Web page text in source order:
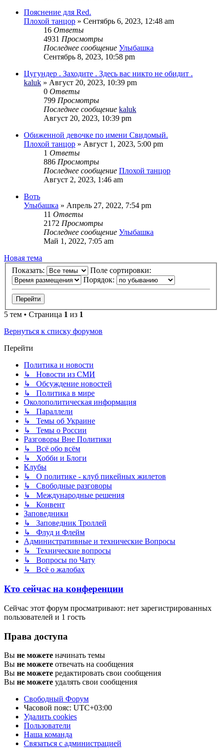
Пояснение для Red.
Плохой танцор » Сентябрь 6, 2023, 12:48 am
16 Ответы
4931 Просмотры
Последнее сообщение Улыбашка
Сентябрь 8, 2023, 10:58 pm
Цугундер . Заходите . Здесь вас никто не обидит .
kaluk » Август 20, 2023, 10:39 pm
0 Ответы
799 Просмотры
Последнее сообщение kaluk
Август 20, 2023, 10:39 pm
Обиженной девочке по имени Свидомый.
Плохой танцор » Август 1, 2023, 5:00 pm
1 Ответы
886 Просмотры
Последнее сообщение Плохой танцор
Август 2, 2023, 1:46 am
Воть
Улыбашка » Апрель 27, 2022, 7:54 pm
11 Ответы
2172 Просмотры
Последнее сообщение Улыбашка
Май 1, 2022, 7:05 am
Новая тема
Показать:
Поле сортировки:
Порядок:
5 тем • Страница 1 из 1
Вернуться к списку форумов
Перейти
Политика и новости
↳ Новости из СМИ
↳ Обсуждение новостей
↳ Политика в мире
Околополитическая информация
↳ Параллели
↳ Темы об Украине
↳ Темы о России
Разговоры Вне Политики
↳ Всё обо всём
↳ Хобби и Блоги
Клубы
↳ О политике - клуб пикейных жилетов
↳ Свободные разговоры
↳ Международные решения
↳ Конвент
Заповедники
↳ Заповедник Троллей
↳ Флуд и Флейм
Административные и технические Вопросы
↳ Технические вопросы
↳ Вопросы по Чату
↳ Всё о жалобах
Кто сейчас на конференции
Сейчас этот форум просматривают: нет зарегистрированных
пользователей и 1 гость
Права доступа
Вы не можете начинать темы
Вы не можете отвечать на сообщения
Вы не можете редактировать свои сообщения
Вы не можете удалять свои сообщения
Свободный Форум
Часовой пояс: UTC+03:00
Удалить cookies
Пользователи
Наша команда
Связаться с администрацией